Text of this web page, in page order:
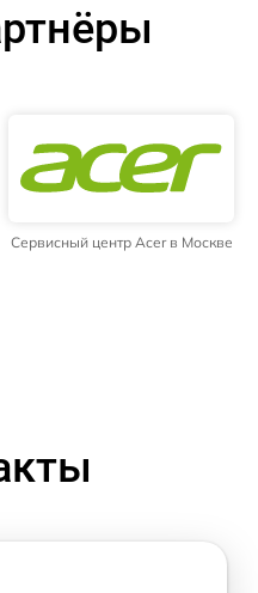
Сервисный центр Acer в Москве